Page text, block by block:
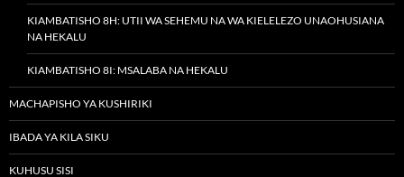
KIAMBATISHO 8H: UTII WA SEHEMU NA WA KIELELEZO UNAOHUSIANA
NA HEKALU
KIAMBATISHO 8I: MSALABA NA HEKALU
MACHAPISHO YA KUSHIRIKI
IBADA YA KILA SIKU
KUHUSU SISI